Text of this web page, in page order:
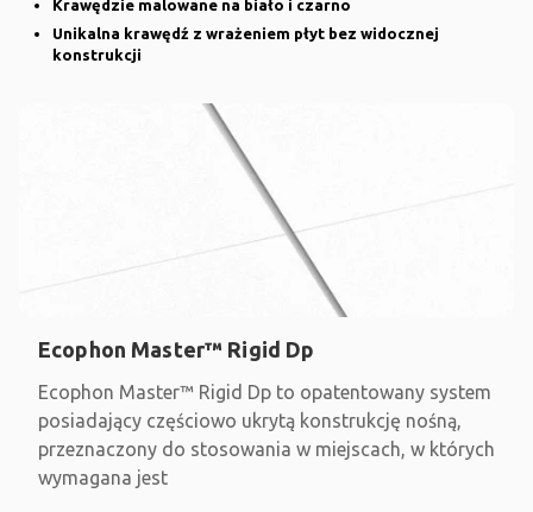
Krawędzie malowane na biało i czarno
Unikalna krawędź z wrażeniem płyt bez widocznej
konstrukcji
Ecophon Master™ Rigid Dp
Ecophon Master™ Rigid Dp to opatentowany system
posiadający częściowo ukrytą konstrukcję nośną,
przeznaczony do stosowania w miejscach, w których
wymagana jest